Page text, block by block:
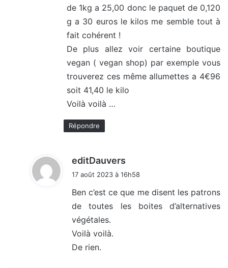
de 1kg a 25,00 donc le paquet de 0,120
g a 30 euros le kilos me semble tout à
fait cohérent !
De plus allez voir certaine boutique
vegan ( vegan shop) par exemple vous
trouverez ces même allumettes a 4€96
soit 41,40 le kilo
Voilà voilà …
Répondre
editDauvers
i
:
17 août 2023 à 16h58
Ben c’est ce que me disent les patrons
de toutes les boites d’alternatives
végétales.
Voilà voilà.
De rien.